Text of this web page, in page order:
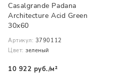
Casalgrande Padana
Architecture Acid Green
30x60
Артикул: 3790112
Цвет: зеленый
10 922 руб./м²